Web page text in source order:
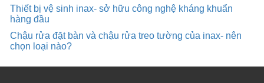
Thiết bị vệ sinh inax- sở hữu công nghệ kháng khuẩn
hàng đầu
Chậu rửa đặt bàn và chậu rửa treo tường của inax- nên
chọn loại nào?